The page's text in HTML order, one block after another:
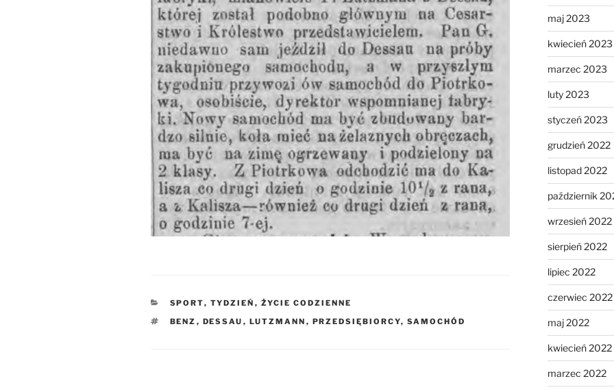
KATEGORIE
SPORT, TYDZIEŃ , ŻYCIE CODZIENNE
TAGI
BENZ , DESSAU , LUTZMANN , PRZEDSIĘBIORCY, SAMOCHÓD
maj 2023
kwiecień 2023
marzec 2023
luty 2023
styczeń 2023
grudzień 2022
listopad 2022
październik
wrzesień 2022
sierpień 2022
lipiec 2022
czerwiec 2022
maj 2022
kwiecień 2022
marzec 2022